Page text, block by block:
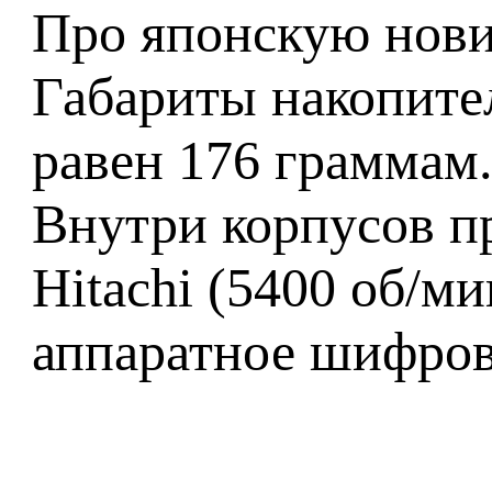
Про японскую
Габариты
равен 176
Внутри корпусов
Hitachi (5400 об/
аппаратное